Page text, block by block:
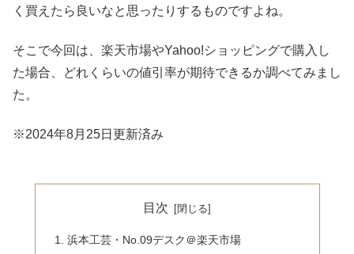
く買えたら良いなと思ったりするものですよね。
そこで今回は、楽天市場やYahoo!ショッピングで購入し
た場合、どれくらいの値引率が期待できるか調べてみまし
た。
※2024年8月25日更新済み
目次
浜本工芸・No.09デスク＠楽天市場